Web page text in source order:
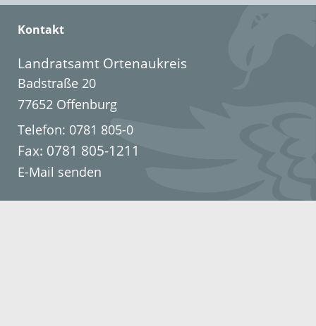
Kontakt
Landratsamt Ortenaukreis
Badstraße 20
77652 Offenburg
Telefon: 0781 805-0
Fax: 0781 805-1211
E-Mail senden